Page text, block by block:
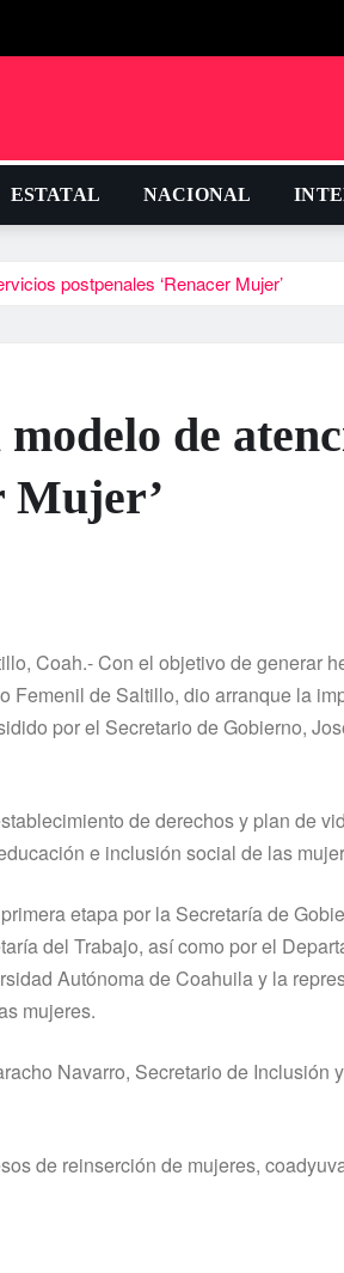
ESTATAL NACIONAL
postpenales ‘Renacer Mujer’
de
Mujer’
Coah.- Con el objetivo de generar
Femenil de Saltillo, dio arranque la
por el Secretario de Gobierno,
de derechos y plan de
e inclusión social de las
etapa por la Secretaría de
del Trabajo, así como por el
Autónoma de Coahuila y la
mujeres.
Navarro, Secretario de Inclusión
de reinserción de mujeres,